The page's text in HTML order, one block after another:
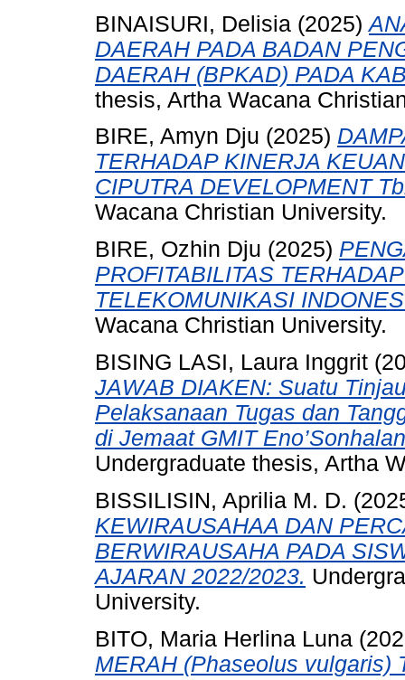
BINAISURI, Delisia (2025)
DAERAH PADA BADAN
DAERAH (BPKAD) PADA
thesis, Artha Wacana
BIRE, Amyn Dju (2025)
TERHADAP KINERJA
CIPUTRA DEVELOPMENT
Wacana Christian University.
BIRE, Ozhin Dju (2025)
PROFITABILITAS
TELEKOMUNIKASI
Wacana Christian University.
BISING LASI, Laura Inggrit
JAWAB DIAKEN: Suatu
Pelaksanaan Tugas dan
di Jemaat GMIT
Undergraduate thesis, Artha
BISSILISIN, Aprilia M. D.
KEWIRAUSAHAA DAN
BERWIRAUSAHA PADA
AJARAN 2022/2023.
University.
BITO, Maria Herlina Luna
MERAH (Phaseolus vulgaris)